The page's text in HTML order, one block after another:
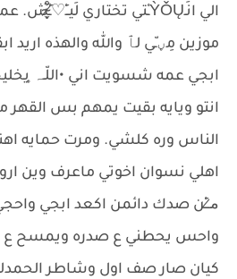
الي انَـỲǑŲـْتي تختاري لَيــِْ♡̷̴̬̩̃̊ـِْش. عمه شفتي شي
موزين مِڼـّي لٱ والله والهذه اريد
ابجي عمه شسويت اني •اللّـہ̣̥
انتو ويايه بقيت يمهم بس القهر
الناس وره كلشي. ومرت حمايه
اهلي نسوان اخوتي ماعرف وين
م̷ـــِْن صدك دائمن اكعد ابجي
واحس يحطني ع صدره ويمسح ع
كيان صار صف اول وشاطر